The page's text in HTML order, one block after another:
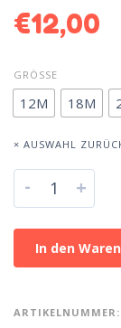
€12,00
GRÖSSE
12M 18M
× AUSWAHL
- +
In den
ARTIKELNUMMER: